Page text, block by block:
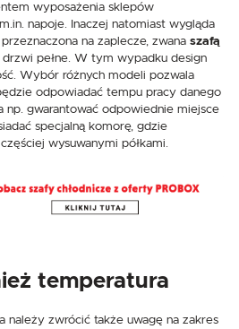
wyposażenia sklepów
napoje. Inaczej natomiast wygląda
przeznaczona na zaplecze, zwana szafą
drzwi pełne. W tym wypadku design
Wybór różnych modeli pozwala
odpowiadać tempu pracy danego
np. gwarantować odpowiednie miejsce
specjalną komorę, gdzie
wysuwanymi półkami.
temperatura
należy zwrócić także uwagę na zakres